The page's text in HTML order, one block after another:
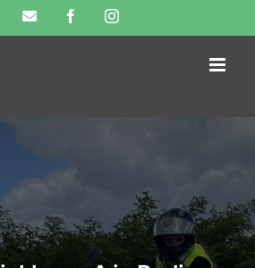
Phone E-
FacebookInstagram